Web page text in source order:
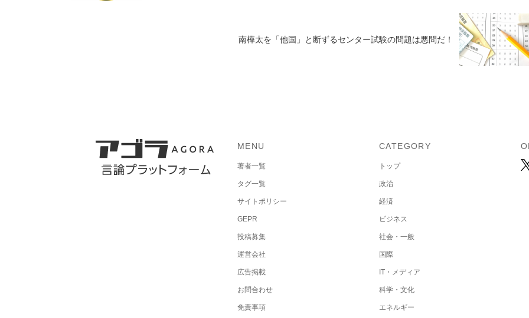
南樺太を「他国」と断ずるセンター試験の問題は悪問だ！
MENU
著者一覧
タグ一覧
サイトポリシー
GEPR
投稿募集
運営会社
広告掲載
お問合わせ
免責事項
CATEGORY
トップ
政治
経済
ビジネス
社会・一般
国際
IT・メディア
科学・文化
エネルギー